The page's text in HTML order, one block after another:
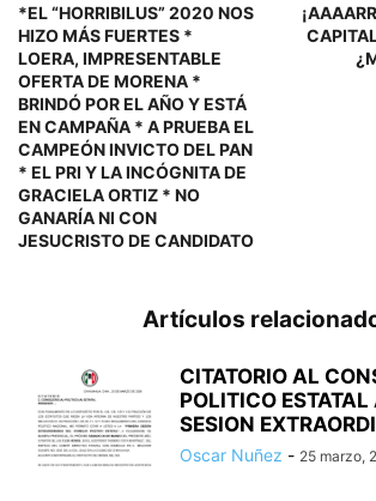
*EL “HORRIBILUS” 2020 NOS
HIZO MÁS FUERTES *
LOERA, IMPRESENTABLE
OFERTA DE MORENA *
BRINDÓ POR EL AÑO Y ESTÁ
EN CAMPAÑA * A PRUEBA EL
CAMPEÓN INVICTO DEL PAN
* EL PRI Y LA INCÓGNITA DE
GRACIELA ORTIZ * NO
GANARÍA NI CON
JESUCRISTO DE CANDIDATO
Artículos
CITATORIO AL
POLITICO
SESION
Oscar Nuñez - 25 marzo,